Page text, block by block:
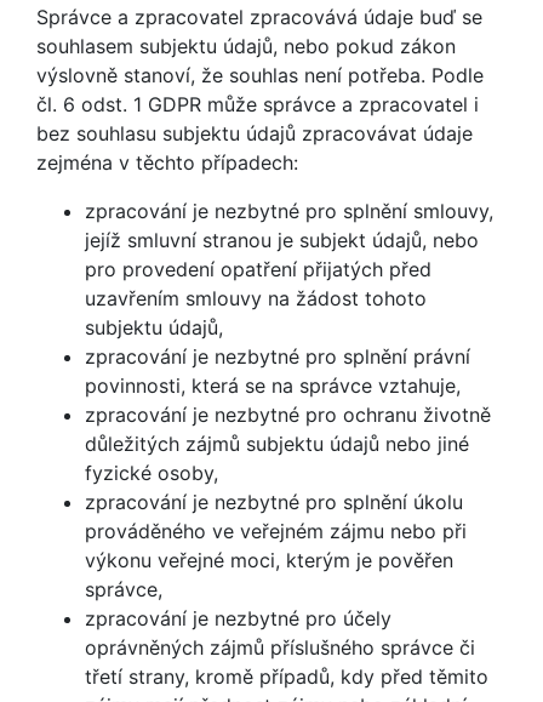
Správce a zpracovatel zpracovává údaje buď se
souhlasem subjektu údajů, nebo pokud zákon
výslovně stanoví, že souhlas není potřeba. Podle
čl. 6 odst. 1 GDPR může správce a zpracovatel i
bez souhlasu subjektu údajů zpracovávat údaje
zejména v těchto případech:
zpracování je nezbytné pro splnění smlouvy,
jejíž smluvní stranou je subjekt údajů, nebo
pro provedení opatření přijatých před
uzavřením smlouvy na žádost tohoto
subjektu údajů,
zpracování je nezbytné pro splnění právní
povinnosti, která se na správce vztahuje,
zpracování je nezbytné pro ochranu životně
důležitých zájmů subjektu údajů nebo jiné
fyzické osoby,
zpracování je nezbytné pro splnění úkolu
prováděného ve veřejném zájmu nebo při
výkonu veřejné moci, kterým je pověřen
správce,
zpracování je nezbytné pro účely
oprávněných zájmů příslušného správce či
třetí strany, kromě případů, kdy před těmito